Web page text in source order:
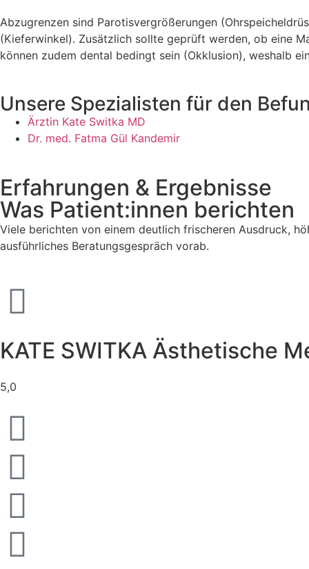
Abzugrenzen sind Parotisvergrößerungen
(Kieferwinkel). Zusätzlich sollte geprüft werden, ob eine
können zudem dental bedingt sein (Okklusion), weshalb
Unsere Spezialisten für den
Ärztin Kate Switka MD
Dr. med. Fatma Gül Kandemir
Erfahrungen & Ergebnisse
Was Patient:innen berichten
Viele berichten von einem deutlich frischeren Ausdruck,
ausführliches Beratungsgespräch vorab.
KATE SWITKA Ästhetische
5,0